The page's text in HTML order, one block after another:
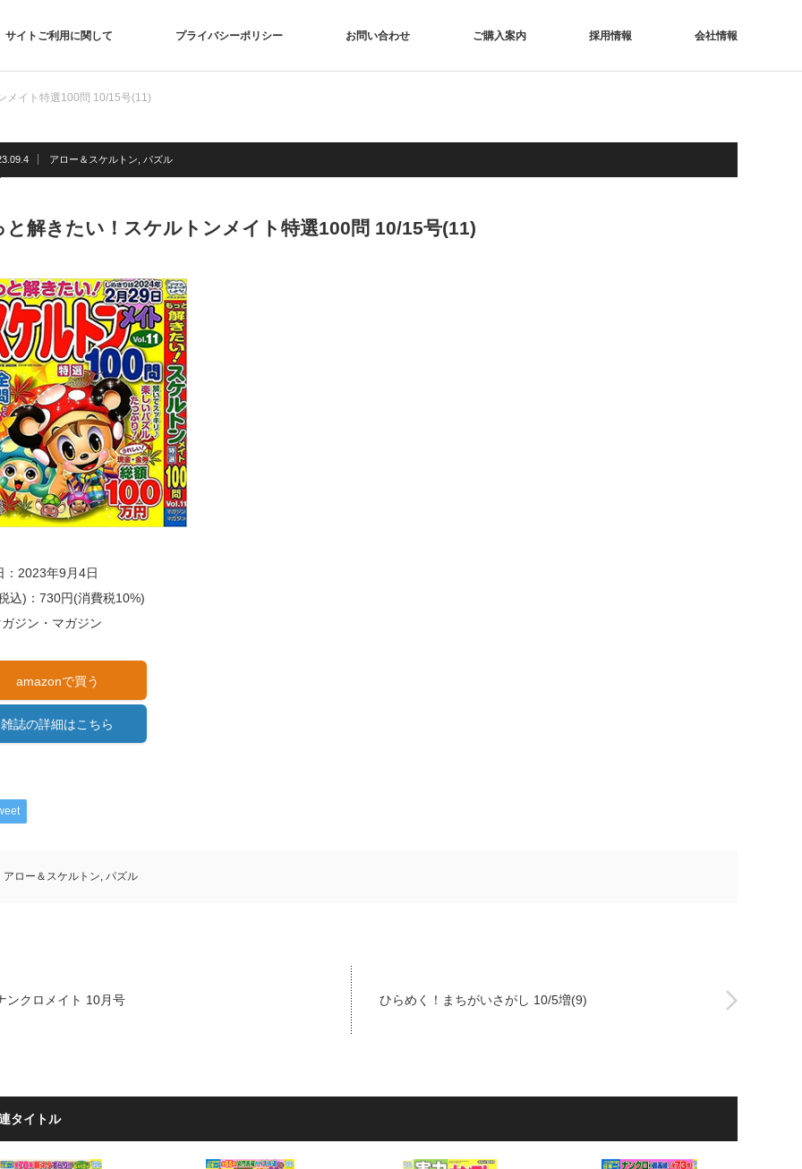
サイトご利用に関して プライバシーポリシー お問い合わせ ご購入案内 採用情報 会社情報
メイト特選100問 10/15号(11)
アロー＆スケルトン パズル
と解きたい！スケルトンメイト特選100問 10/15号(11)
：2023年9月4日
込)：730円(消費税10%)
ジン・マガジン
amazonで買う
雑誌の詳細はこちら
アロー＆スケルトン, パズル
ンクロメイト 10月号 ひらめく！まちがいさがし 10/5増(9)
タイトル